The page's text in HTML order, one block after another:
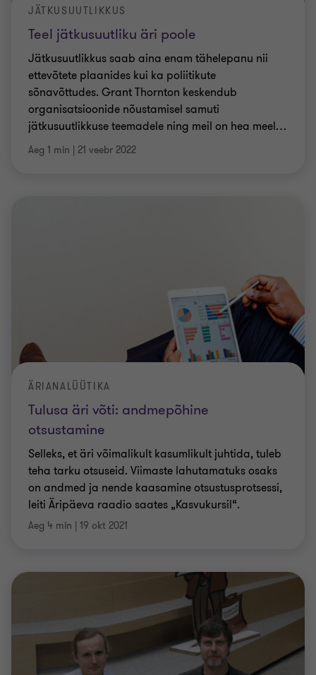
Teel jätkusuutliku äri poole
JÄTKUSUUTLIKKUS
Jätkusuutlikkus saab aina enam tähelepanu nii
ettevõtete plaanides kui ka poliitikute
sõnavõttudes. Grant Thornton keskendub
organisatsioonide nõustamisel samuti
jätkusuutlikkuse teemadele ning meil on hea meel…
Aeg 1 min | 21 veebr 2022
Tulusa äri võti: andmepõhine
otsustamine
ÄRIANALÜÜTIKA
Selleks, et äri võimalikult kasumlikult juhtida, tuleb
teha tarku otsuseid. Viimaste lahutamatuks osaks
on andmed ja nende kaasamine otsustusprotsessi,
leiti Äripäeva raadio saates „Kasvukursil“.
Aeg 4 min | 19 okt 2021